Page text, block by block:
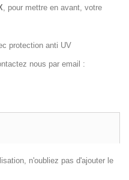
, pour mettre en avant, votre
protection anti UV
nous par email :
n'oubliez pas d'ajouter le